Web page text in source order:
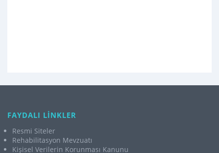
FAYDALI LİNKLER
Resmi Siteler
Rehabilitasyon Mevzuatı
Kişisel Verilerin Korunması Kanunu